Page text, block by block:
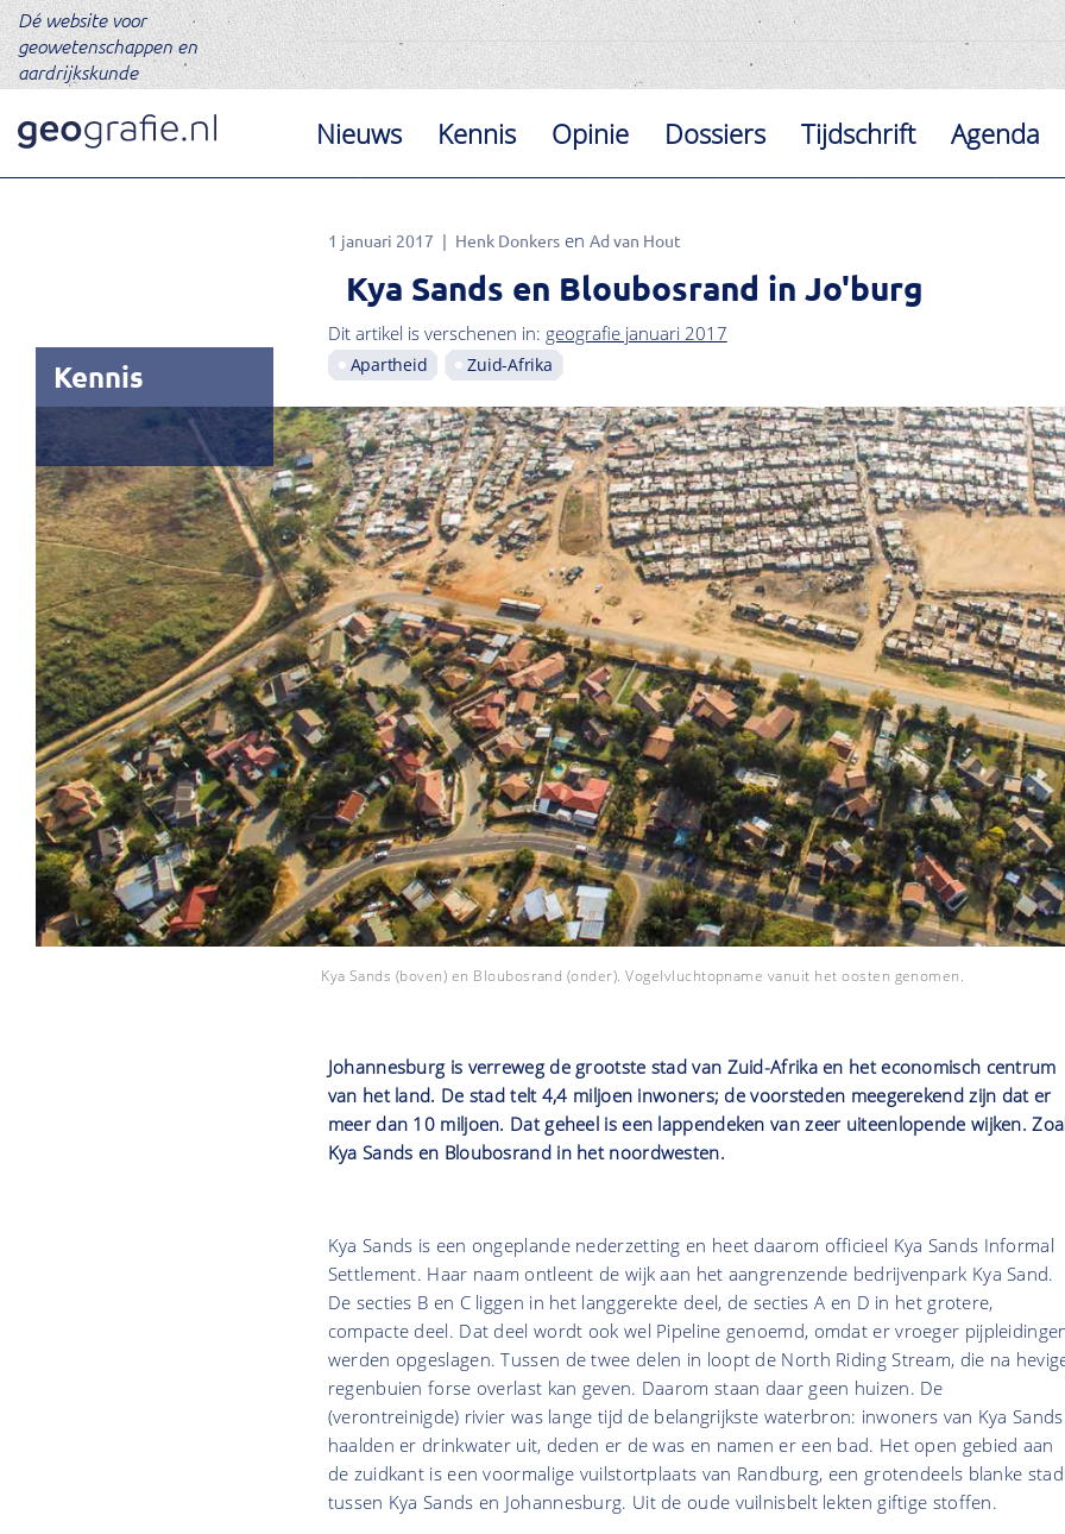
Dé website voor
geowetenschappen en
aardrijkskunde
Nieuws Kennis Opinie Dossiers Tijdschrift Agenda
1 januari 2017 Henk Donkers Ad van Hout
Kya Sands en Bloubosrand in Jo'burg
Dit artikel is verschenen in: geografie januari 2017
Apartheid Zuid-Afrika
Kennis
Kya Sands (boven) en Bloubosrand (onder). Vogelvluchtopname vanuit het oosten genomen.
Johannesburg is verreweg de grootste stad van Zuid-Afrika en het economisch centrum
van het land. De stad telt 4,4 miljoen inwoners; de voorsteden meegerekend zijn dat er
meer dan 10 miljoen. Dat geheel is een lappendeken van zeer uiteenlopende wijken.
Kya Sands en Bloubosrand in het noordwesten.
Kya Sands is een ongeplande nederzetting en heet daarom officieel Kya Sands Informal
Settlement. Haar naam ontleent de wijk aan het aangrenzende bedrijvenpark Kya Sand.
De secties B en C liggen in het langgerekte deel, de secties A en D in het grotere,
compacte deel. Dat deel wordt ook wel Pipeline genoemd, omdat er vroeger
werden opgeslagen. Tussen de twee delen in loopt de North Riding Stream, die na
regenbuien forse overlast kan geven. Daarom staan daar geen huizen. De
(verontreinigde) rivier was lange tijd de belangrijkste waterbron: inwoners van Kya Sands
haalden er drinkwater uit, deden er de was en namen er een bad. Het open gebied aan
de zuidkant is een voormalige vuilstortplaats van Randburg, een grotendeels blanke stad
tussen Kya Sands en Johannesburg. Uit de oude vuilnisbelt lekten giftige stoffen.